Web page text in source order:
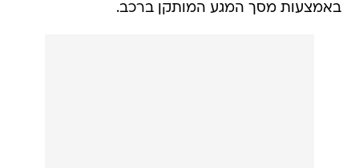
באמצעות מסך המגע המותקן ברכב.